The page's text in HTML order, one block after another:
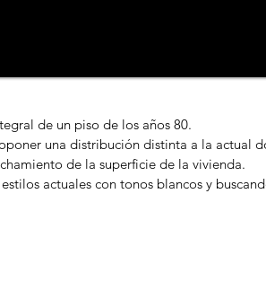
de un piso de los años 80.
una distribución distinta a la actual
de la superficie de la vivienda.
actuales con tonos blancos y